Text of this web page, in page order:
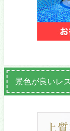
景色が良いレ